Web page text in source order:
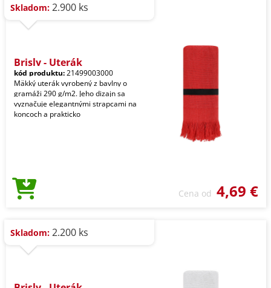
Skladom: 2.900 ks
Brisly - Uterák
kód produktu:21499003000
Mäkký uterák vyrobený z bavlny o
gramáži 290 g/m2. Jeho dizajn sa
vyznačuje elegantnými strapcami na
koncoch a prakticko
Cena od 4,69 €
Skladom: 2.200 ks